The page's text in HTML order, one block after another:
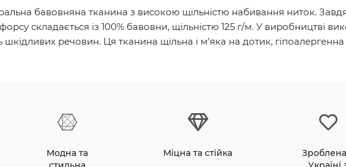
бавовняна тканина з високою щільністю набивання ниток.
складається із 100% бавовни, щільністю 125 г/м. У виробництві
речовин. Ця тканина щільна і м'яка на дотик, гіпоалергенна і
Модна та
Міцна та стійка